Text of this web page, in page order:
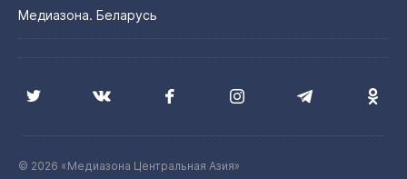
Медиазона. Беларусь
© 2026 «Медиазона Центральная Азия»